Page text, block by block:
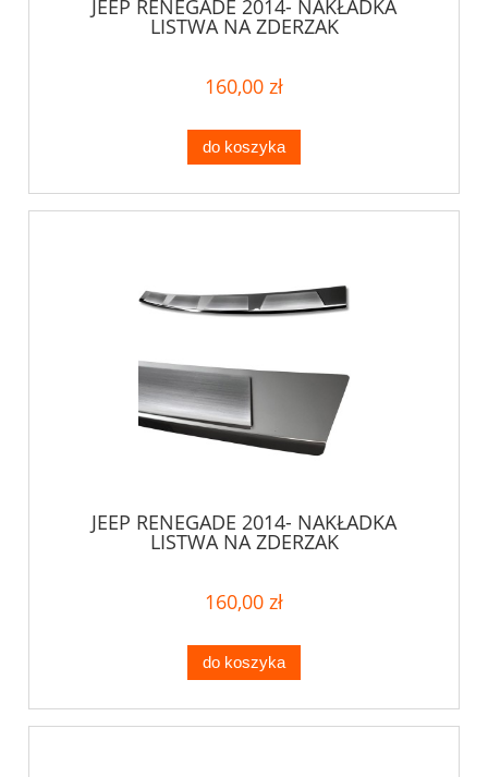
JEEP RENEGADE 2014- NAKŁADKA
LISTWA NA ZDERZAK
160,00 zł
do koszyka
JEEP RENEGADE 2014- NAKŁADKA
LISTWA NA ZDERZAK
160,00 zł
do koszyka